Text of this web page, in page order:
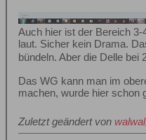
Auch hier ist der Bereich
laut. Sicher kein Drama.
bündeln. Aber die Delle bei
Das WG kann man im
machen, wurde hier schon
Zuletzt geändert von walwal